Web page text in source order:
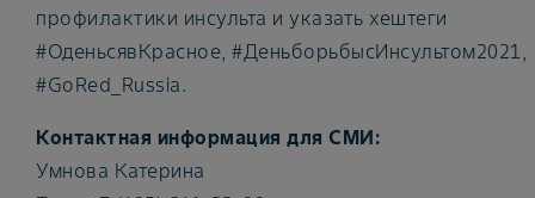
профилактики инсульта и указать хештеги
#ОденьсявКрасное, #ДеньборьбысИнсультом2021,
#GoRed_Russia.
Контактная информация для СМИ:
Умнова Катерина